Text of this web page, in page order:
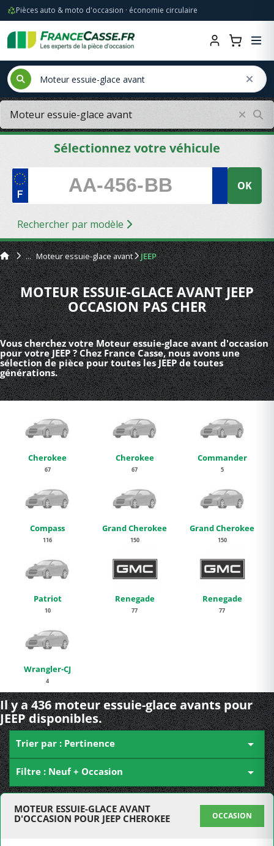
Pièces auto & moto d'occasion · économie circulaire
Sélectionnez votre véhicule
OK
Rechercher par modèle
Moteur essuie-glace avant JEEP
MOTEUR ESSUIE-GLACE AVANT JEEP
OCCASION PAS CHER
Vous cherchez votre Moteur essuie-glace avant d'occasion
pour votre JEEP ? Chez France Casse, nous avons une
sélection de pièce pour toutes les JEEP de toutes
générations.
Cherokee
67
Cherokee
67
Commander
5
Compass
116
Grand Cherokee
150
Grand Cherokee
150
Patriot
10
Renegade
77
Renegade
77
Wrangler-CJ
4
Il y a 436 moteur essuie-glace avants pour
JEEP disponibles.
Trier par : Pertinence 
Filtre : Neuf + Occasion 
MOTEUR ESSUIE-GLACE AVANT
D'OCCASION POUR JEEP CHEROKEE
OCCASION